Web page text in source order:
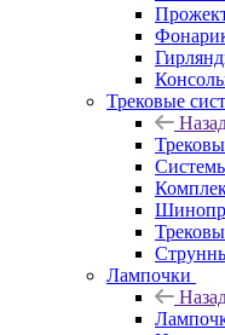
Трековые
Лампочки